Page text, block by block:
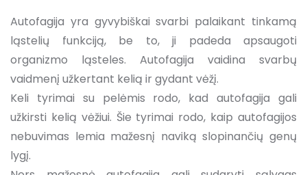
Autofagija yra gyvybiškai svarbi palaikant tinkamą
ląstelių funkciją, be to, ji padeda apsaugoti
organizmo ląsteles. Autofagija vaidina svarbų
vaidmenį užkertant kelią ir gydant vėžį.
Keli tyrimai su pelėmis rodo, kad autofagija gali
užkirsti kelią vėžiui. Šie tyrimai rodo, kaip autofagijos
nebuvimas lemia mažesnį naviką slopinančių genų
lygį.